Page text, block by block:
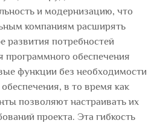
и модернизацию, что
компаниям расширять
развития потребностей
программного обеспечения
функции без необходимости
в то время как
позволяют настраивать их
проекта. Эта гибкость